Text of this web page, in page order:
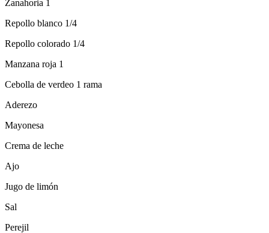
Zanahoria 1
Repollo blanco 1/4
Repollo colorado 1/4
Manzana roja 1
Cebolla de verdeo 1 rama
Aderezo
Mayonesa
Crema de leche
Ajo
Jugo de limón
Sal
Perejil